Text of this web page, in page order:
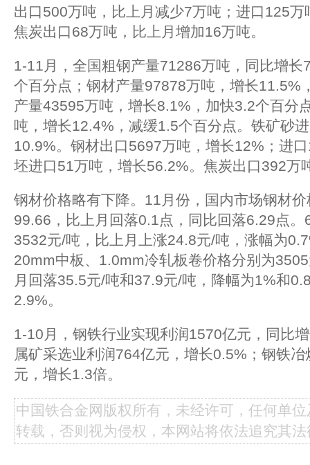
出口500万吨，比上月减少7万吨；进口125
焦炭出口68万吨，比上月增加16万吨。
1-11月，全国粗钢产量71286万吨，同比增长
个百分点；钢材产量97878万吨，增长11.5%
产量43595万吨，增长8.1%，加快3.2个百分
吨，增长12.4%，减缓1.5个百分点。铁矿砂
10.9%。钢材出口5697万吨，增长12%；进
坯进口51万吨，增长56.2%。焦炭出口392万
钢材价格略有下降。11月份，国内市场钢材
99.66，比上月回落0.1点，同比回落6.29点
3532元/吨，比上月上涨24.8元/吨，涨幅为
20mm中板、1.0mm冷轧板卷价格分别为
月回落35.5元/吨和37.9元/吨，降幅为1%和
2.9%。
1-10月，钢铁行业实现利润1570亿元，同比
属矿采选业利润764亿元，增长0.5%；钢铁
元，增长1.3倍。
中国铁合金网版权所有，未经许可，任何单
转载，否则视为侵权，本网站将依法追究其